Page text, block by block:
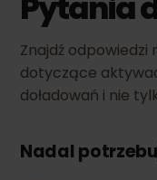
Znajdź
dotyczące
doładowań i nie
Nadal